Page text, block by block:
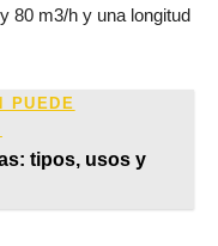
80 m3/h y una longitud
PUEDE
tipos, usos y